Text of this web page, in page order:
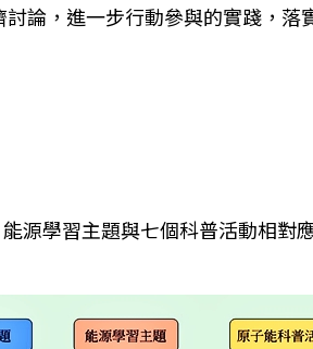
論，進一步行動參與的實踐，落
源學習主題與七個科普活動相對